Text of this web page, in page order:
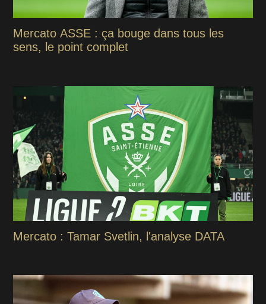
Mercato ASSE : ça bouge dans tous les
sens, le point complet
Mercato : Tamar Svetlin, l'analyse DATA